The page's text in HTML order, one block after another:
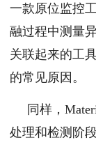
一款原位监控
融过程中测量
关联起来的工
的常见原因。
同样，
处理和检测阶